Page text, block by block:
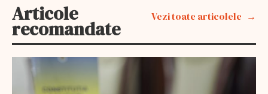
Articole
recomandate
Vezi toate articolele